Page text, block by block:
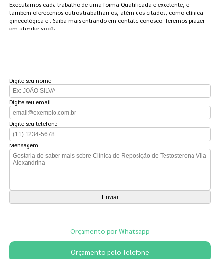
Executamos cada trabalho de uma forma Qualificada e excelente, e
também oferecemos outros trabalhamos, além dos citados, como clínica
ginecológica e . Saiba mais entrando em contato conosco. Teremos prazer
em atender você!
Digite seu nome
Digite seu email
Digite seu telefone
Mensagem
Orçamento por Whatsapp
Orçamento pelo Telefone